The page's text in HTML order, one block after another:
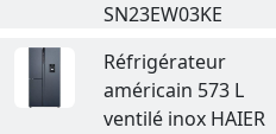
SN23EW03KE
Réfrigérateur
américain 573 L
ventilé inox HAIER